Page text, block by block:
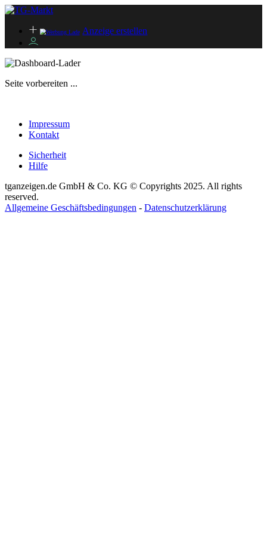
Anzeige erstellen
Seite vorbereiten ...
Impressum
Kontakt
Sicherheit
Hilfe
tganzeigen.de GmbH & Co. KG © Copyrights 2025. All rights
reserved.
Allgemeine Geschäftsbedingungen - Datenschutzerklärung